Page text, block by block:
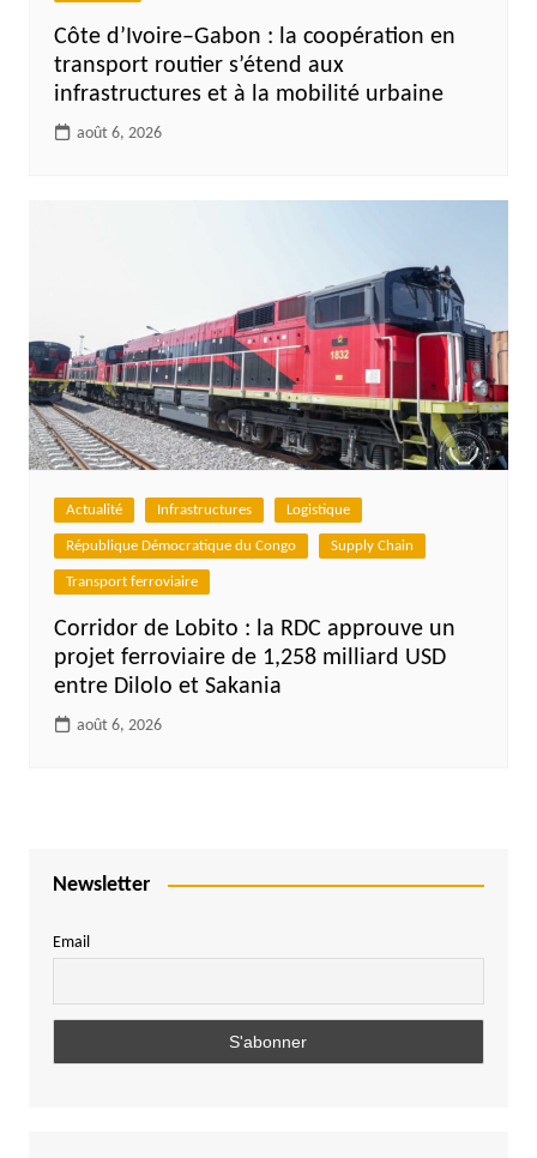
Côte d’Ivoire–Gabon : la coopération en
transport routier s’étend aux
infrastructures et à la mobilité urbaine
août 6, 2026
Actualité Infrastructures Logistique
République Démocratique du Congo Supply Chain
Transport ferroviaire
Corridor de Lobito : la RDC approuve un
projet ferroviaire de 1,258 milliard USD
entre Dilolo et Sakania
août 6, 2026
Newsletter
Email